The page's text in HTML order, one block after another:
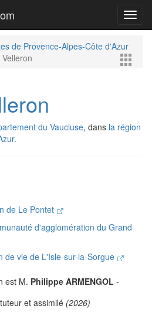
de Provence-Alpes-Côte d'Azur
Velleron
du Vaucluse, dans la région
de Le Pontet
d'agglomération du Grand
de vie de L'Isle-sur-la-Sorgue
est M. Philippe ARMENGOL -
et assimilé (2026)